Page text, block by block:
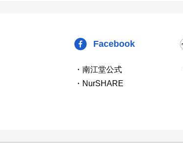
Facebook
・南江堂公式
・NurSHARE